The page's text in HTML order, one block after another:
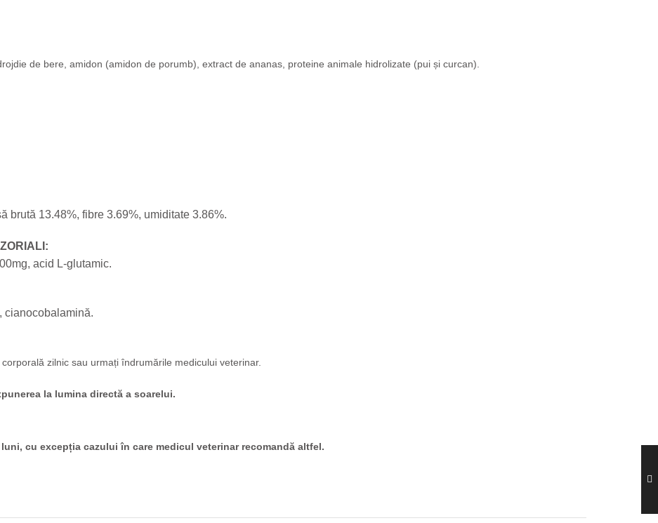
de bere, amidon (amidon de porumb), extract de ananas, proteine ​​animale hidrolizate (pui și curcan).
brută 13.48%, fibre 3.69%, umiditate 3.86%.
acid L-glutamic.
cianocobalamină.
zilnic sau urmați îndrumările medicului veterinar.
la lumina directă a soarelui.
cu excepția cazului în care medicul veterinar recomandă altfel.